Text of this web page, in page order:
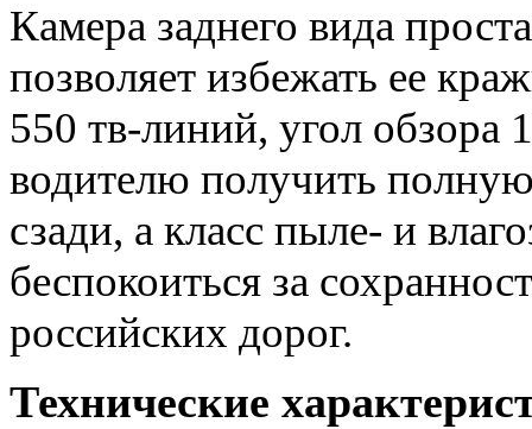
Камера заднего вида
позволяет избежать ее
550 тв-линий, угол обзора
водителю получить
сзади, а класс пыле- и
беспокоиться за
российских дорог.
Технические